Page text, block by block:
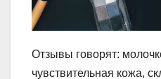
Отзывы говорят:
чувствительная кожа,